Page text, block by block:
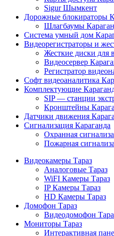
Sigur Шымкент
Дорожные блокираторы
Шлагбаумы
Система умный дом
Видеорегистраторы и
Жесткие диски для
Видеосервер
Регистратор
Софт видеоаналитика
Комплектующие
SIP — станции
Кронштейны
Датчики движения
Сигнализация Караганда
Охранная
Пожарная
Видеокамеры Тараз
Аналоговые Тараз
WiFI Камеры Тараз
IP Камеры Тараз
HD Камеры Тараз
Домофон Тараз
Видеодомофон
Мониторы Тараз
Интерактивная